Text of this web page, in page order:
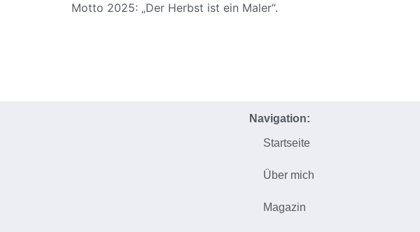
Motto 2025: „Der Herbst ist ein Maler“.
Navigation:
Startseite
Über mich
Magazin